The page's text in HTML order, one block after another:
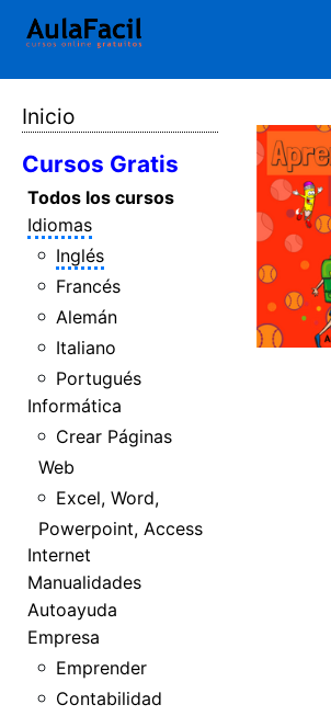
Inicio
Cursos Gratis
Todos los cursos
Idiomas
Inglés
Francés
Alemán
Italiano
Portugués
Informática
Crear Páginas
Web
Excel, Word,
Powerpoint, Access
Internet
Manualidades
Autoayuda
Empresa
Emprender
Contabilidad